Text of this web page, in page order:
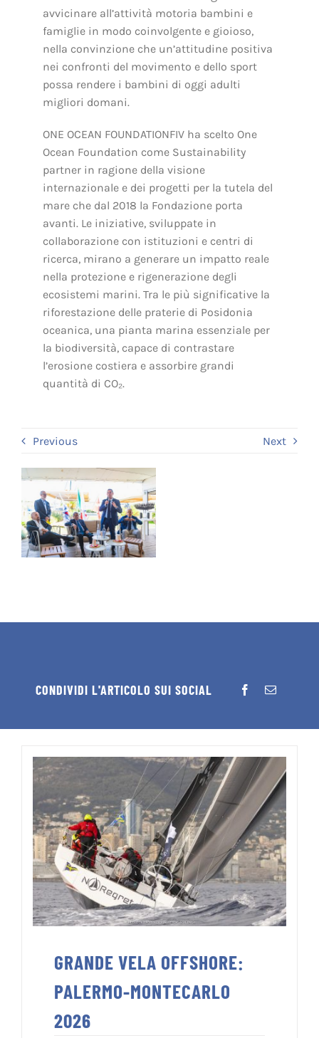
avvicinare all’attività motoria bambini e
famiglie in modo coinvolgente e gioioso,
nella convinzione che un’attitudine positiva
nei confronti del movimento e dello sport
possa rendere i bambini di oggi adulti
migliori domani.
ONE OCEAN FOUNDATIONFIV ha scelto One
Ocean Foundation come Sustainability
partner in ragione della visione
internazionale e dei progetti per la tutela del
mare che dal 2018 la Fondazione porta
avanti. Le iniziative, sviluppate in
collaborazione con istituzioni e centri di
ricerca, mirano a generare un impatto reale
nella protezione e rigenerazione degli
ecosistemi marini. Tra le più significative la
riforestazione delle praterie di Posidonia
oceanica, una pianta marina essenziale per
la biodiversità, capace di contrastare
l’erosione costiera e assorbire grandi
quantità di CO₂.
Previous Next
CONDIVIDI L'ARTICOLO SUI SOCIAL
GRANDE VELA OFFSHORE:
PALERMO-MONTECARLO
2026